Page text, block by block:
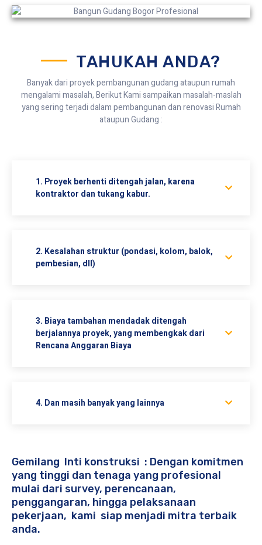
TAHUKAH ANDA?
Banyak dari proyek pembangunan gudang ataupun rumah
mengalami masalah, Berikut Kami sampaikan masalah-maslah
yang sering terjadi dalam pembangunan dan renovasi Rumah
ataupun Gudang :
1. Proyek berhenti ditengah jalan, karena
kontraktor dan tukang kabur.
2. Kesalahan struktur (pondasi, kolom, balok,
pembesian, dll)
3. Biaya tambahan mendadak ditengah
berjalannya proyek, yang membengkak dari
Rencana Anggaran Biaya
4. Dan masih banyak yang lainnya
Gemilang Inti konstruksi : Dengan komitmen
yang tinggi dan tenaga yang profesional
mulai dari survey, perencanaan,
penggangaran, hingga pelaksanaan
pekerjaan, kami siap menjadi mitra terbaik
anda.